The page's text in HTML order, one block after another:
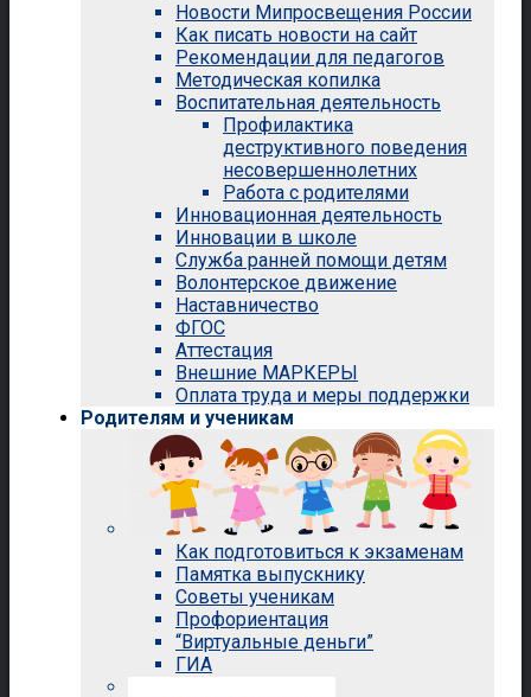
Новости Мипросвещения России
Как писать новости на сайт
Рекомендации для педагогов
Методическая копилка
Воспитательная деятельность
Профилактика
деструктивного поведения
несовершеннолетних
Работа с родителями
Инновационная деятельность
Инновации в школе
Служба ранней помощи детям
Волонтерское движение
Наставничество
ФГОС
Аттестация
Внешние МАРКЕРЫ
Оплата труда и меры поддержки
Родителям и ученикам
Как подготовиться к экзаменам
Памятка выпускнику
Советы ученикам
Профориентация
“Виртуальные деньги”
ГИА